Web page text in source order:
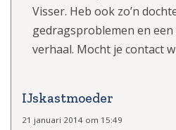
Visser. Heb ook zo’n
gedragsproblemen en
verhaal. Mocht je contact
IJskastmoeder
21 januari 2014 om 15:49